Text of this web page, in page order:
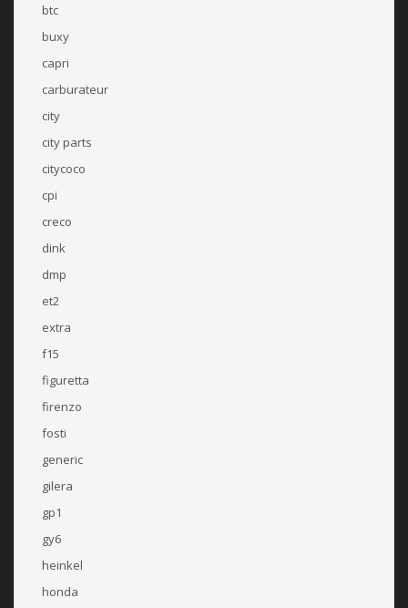
btc
buxy
capri
carburateur
city
city parts
citycoco
cpi
creco
dink
dmp
et2
extra
f15
figuretta
firenzo
fosti
generic
gilera
gp1
gy6
heinkel
honda